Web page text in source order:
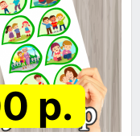
р.